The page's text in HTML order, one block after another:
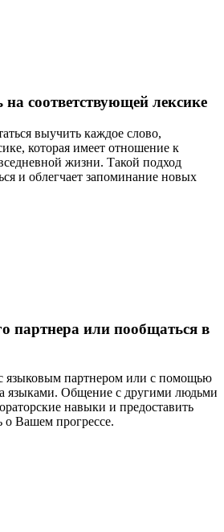
на соответствующей лексике
выучить каждое слово,
которая имеет отношение к
жизни. Такой подход
и облегчает запоминание новых
партнера или пообщаться в
языковым партнером или с помощью
языками. Общение с другими людьми
навыки и предоставить
о Вашем прогрессе.